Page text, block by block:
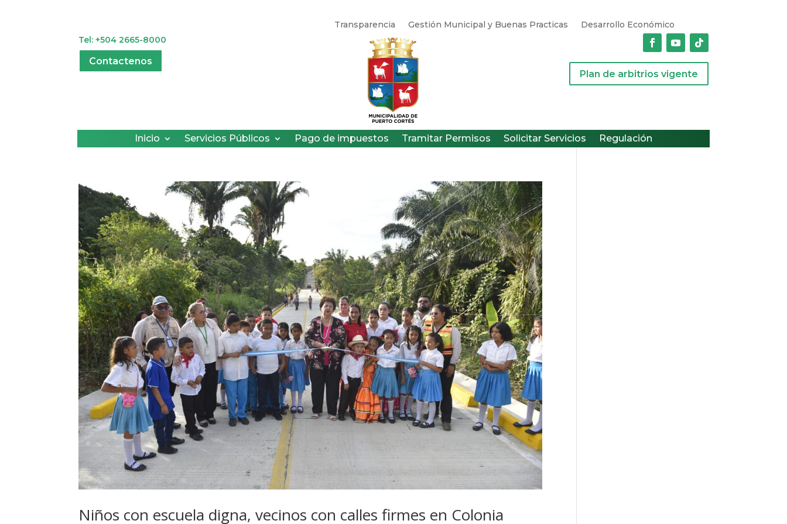
Transparencia Gestión Municipal y Buenas Practicas
Desarrollo Económico
Tel: +504 2665-8000
Contactenos
Plan de arbitrios vigente
Inicio Servicios Públicos Pago de impuestos Tramitar Permisos Solicitar Servicios Regulación
Niños con escuela digna, vecinos con calles firmes en Colonia